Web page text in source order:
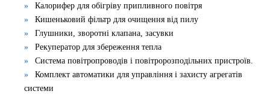
Калорифер для обігріву припливного повітря
Кишеньковий фільтр для очищення від пилу
Глушники, зворотні клапана, засувки
Рекуператор для збереження тепла
Система повітропроводів і повітророзподільних пристроїв.
Комплект автоматики для управління і захисту агрегатів
системи